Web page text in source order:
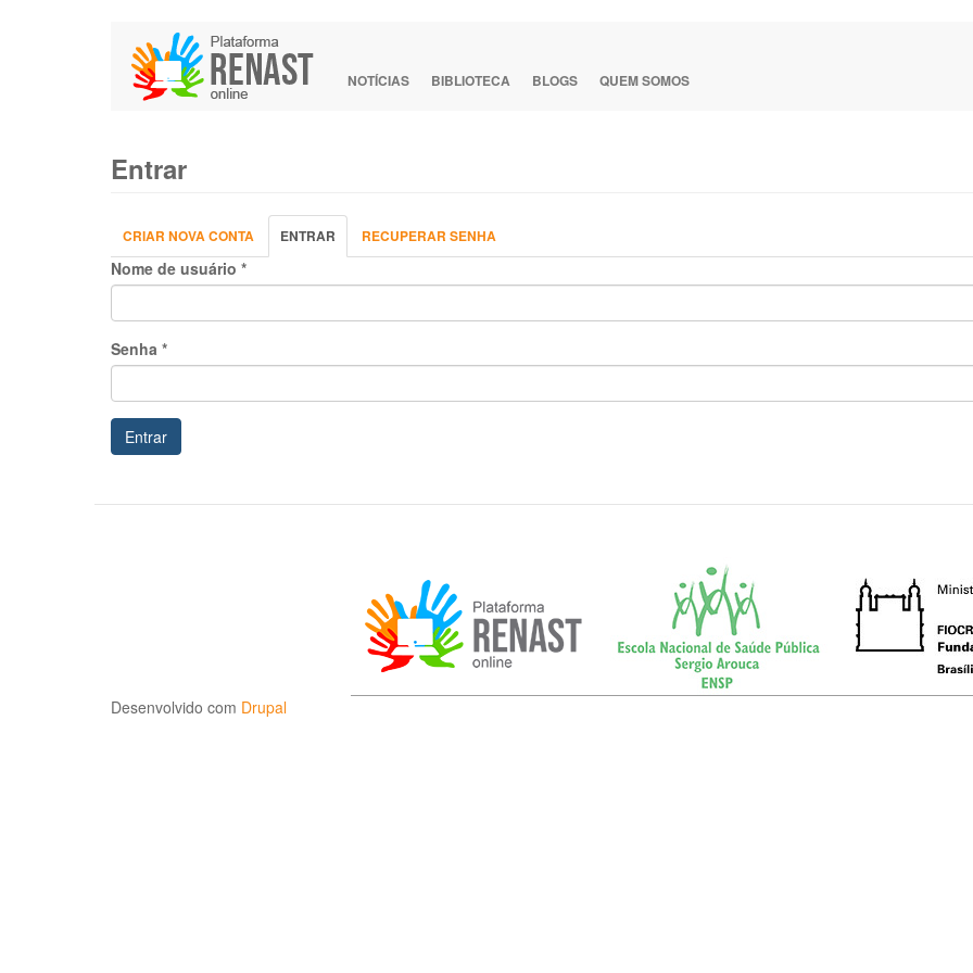
NOTÍCIAS BIBLIOTECA BLOGS QUEM SOMOS
Entrar
Abas
primárias
CRIAR NOVA CONTA ENTRAR (ABA
ATIVA)
RECUPERAR SENHA
Nome de usuário *
Senha *
Entrar
Desenvolvido com Drupal